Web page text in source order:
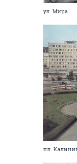
ул. Мира
пл.